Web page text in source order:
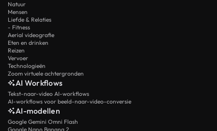
Natuur
Mensen
Liefde & Relaties
- Fitness
Aerial videografie
Eten en drinken
Reizen
Vervoer
Technologieën
Zoom virtuele achtergronden
AI Workflows
Tekst-naar-video AI-workflows
AI-workflows voor beeld-naar-video-conversie
AI-modellen
Google Gemini Omni Flash
Google Nano Banana 2